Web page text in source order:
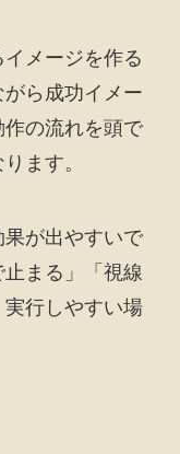
メージを作る
ら成功イメー
の流れを頭で
ます。
が出やすいで
まる」「視線
行しやすい場